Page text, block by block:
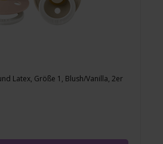
Latex, Größe 1, Blush/Vanilla, 2er